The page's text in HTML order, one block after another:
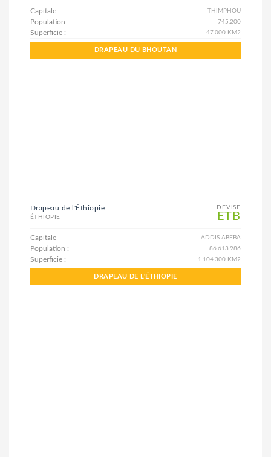
Capitale THIMPHOU
Population : 745.200
Superficie : 47.000 KM2
DRAPEAU DU BHOUTAN
DEVISE
ETB
Drapeau de l'Éthiopie
ÉTHIOPIE
Capitale ADDIS ABEBA
Population : 86.613.986
Superficie : 1.104.300 KM2
DRAPEAU DE L'ÉTHIOPIE